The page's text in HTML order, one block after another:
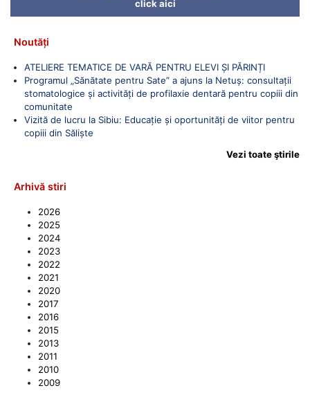
click aici
Noutăți
ATELIERE TEMATICE DE VARĂ PENTRU ELEVI ȘI PĂRINȚI
Programul „Sănătate pentru Sate” a ajuns la Netuș: consultații
stomatologice și activități de profilaxie dentară pentru copiii din
comunitate
Vizită de lucru la Sibiu: Educație și oportunități de viitor pentru
copiii din Săliște
Vezi toate ştirile
Arhivă stiri
2026
2025
2024
2023
2022
2021
2020
2017
2016
2015
2013
2011
2010
2009